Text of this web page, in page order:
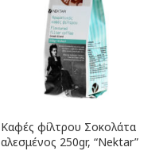
Καφές φίλτρου Σοκολάτα
αλεσμένος 250gr, “Nektar”